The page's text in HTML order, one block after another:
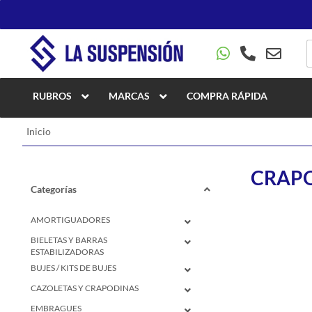
RUBROS MARCAS COMPRA RÁPIDA
Inicio
Categorías
AMORTIGUADORES
BIELETAS Y BARRAS
ESTABILIZADORAS
BUJES / KITS DE BUJES
CAZOLETAS Y CRAPODINAS
EMBRAGUES